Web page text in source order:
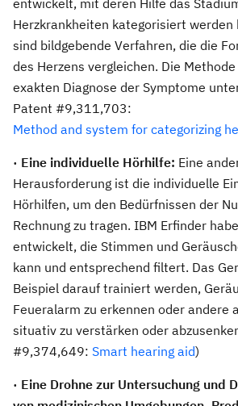
entwickelt, mit deren Hilfe das
Herzkrankheiten kategorisiert werden
sind bildgebende Verfahren, die die
des Herzens vergleichen. Die
exakten Diagnose der Symptome
Patent #9,311,703:
Method and system for categorizing
· Eine individuelle Hörhilfe: Eine
Herausforderung ist die individuelle
Hörhilfen, um den Bedürfnissen der
Rechnung zu tragen. IBM Erfinder
entwickelt, die Stimmen und
kann und entsprechend filtert. Das
Beispiel darauf trainiert werden,
Feueralarm zu erkennen oder andere
situativ zu verstärken oder
#9,374,649: Smart hearing aid)
· Eine Drohne zur Untersuchung und